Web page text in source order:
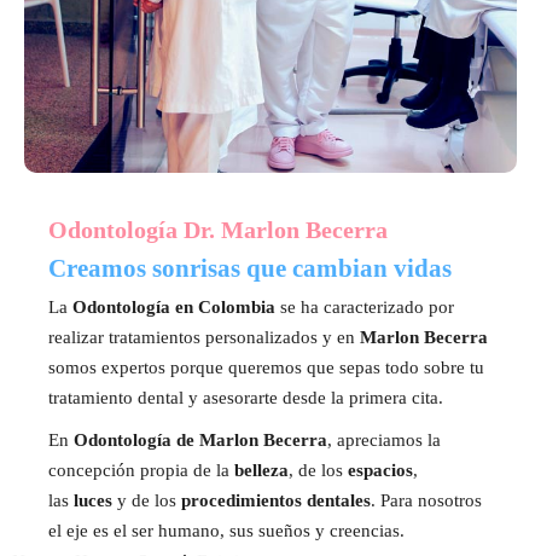
Odontología Dr. Marlon Becerra
Creamos sonrisas que cambian vidas
LaOdontología en Colombia se ha caracterizado por
realizar tratamientos personalizados y enMarlon Becerra
somos expertos porque queremos que sepas todo sobre tu
tratamiento dental y asesorarte desde la primera cita.
EnOdontología de Marlon Becerra, apreciamos la
concepción propia de labelleza, de losespacios,
lasluces y de losprocedimientos dentales. Para nosotros
el eje es el ser humano, sus sueños y creencias.